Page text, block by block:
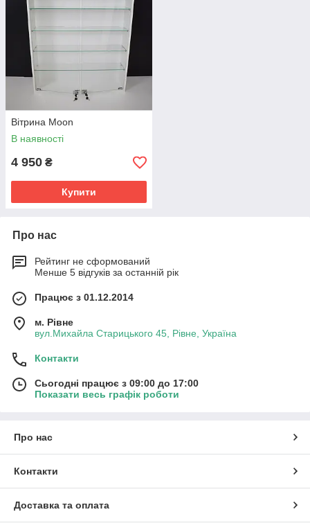
Вітрина Moon
В наявності
4 950 ₴
Купити
Про нас
Рейтинг не сформований
Менше 5 відгуків за останній рік
Працює з 01.12.2014
м. Рівне
вул.Михайла Старицького 45, Рівне, Україна
Контакти
Сьогодні працює з 09:00 до 17:00
Показати весь графік роботи
Про нас
Контакти
Доставка та оплата